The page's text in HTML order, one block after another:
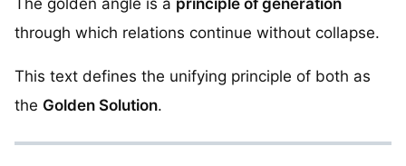
through which relations continue without collapse.
This text defines the unifying principle of both as
the Golden Solution.